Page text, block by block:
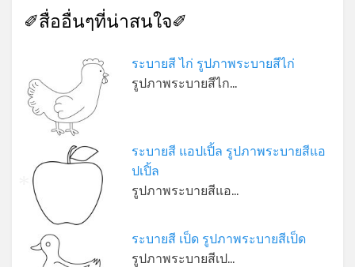
✐สื่ออื่นๆที่น่าสนใจ✐
ระบายสี ไก่ รูปภาพระบายสีไก่
รูปภาพระบายสีไก…
ระบายสี แอปเปิ้ล รูปภาพระบายสีแอ
ปเปิ้ล
รูปภาพระบายสีแอ…
ระบายสี เป็ด รูปภาพระบายสีเป็ด
รูปภาพระบายสีเป…
*